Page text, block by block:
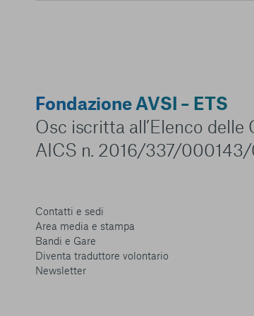
Fondazione AVSI – ETS
Osc iscritta all’Elenco
AICS n. 2016/337/000143/
Contatti e sedi
Area media e stampa
Bandi e Gare
Diventa traduttore volontario
Newsletter